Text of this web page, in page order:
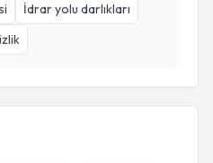
İdrar yolu darlıkları